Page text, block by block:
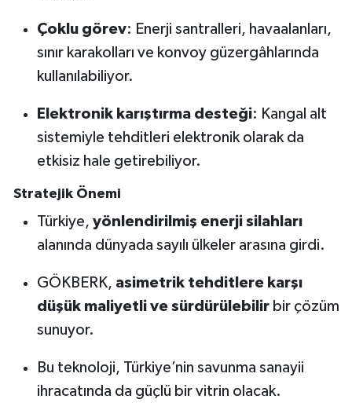
Çoklu görev: Enerji santralleri, havaalanları,
sınır karakolları ve konvoy güzergâhlarında
kullanılabiliyor.
Elektronik karıştırma desteği: Kangal alt
sistemiyle tehditleri elektronik olarak da
etkisiz hale getirebiliyor.
Stratejik Önemi
Türkiye, yönlendirilmiş enerji silahları
alanında dünyada sayılı ülkeler arasına girdi.
GÖKBERK, asimetrik tehditlere karşı
düşük maliyetli ve sürdürülebilirbir çözüm
sunuyor.
Bu teknoloji, Türkiye’nin savunma sanayii
ihracatında da güçlü bir vitrin olacak.